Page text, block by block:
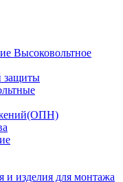
Высоковольтное
защиты